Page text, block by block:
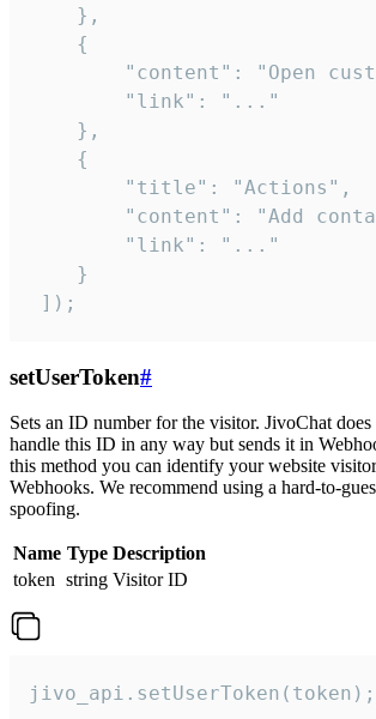
    },
    {
"content": "Open
        "link": "..."
    },
    {
        "title": "Actions",
"content": "Add
        "link": "..."
    }
]);
setUserToken#
Sets an ID number for the visitor. JivoChat
handle this ID in any way but sends it in
this method you can identify your website
Webhooks. We recommend using a hard-to-
spoofing.
Name Type Description
token string Visitor ID
jivo_api.setUserToken(token);